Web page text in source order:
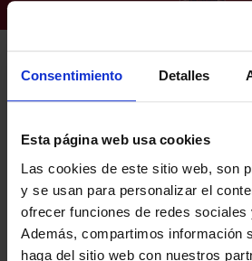
Consentimiento Detalles
Esta página web usa cookies
Las cookies de este sitio web, son
y se usan para personalizar el
ofrecer funciones de redes
Además, compartimos información
haga del sitio web con nuestros
ES EU
NOTICIAS
NEWSLETTER
últimas noticias y promociones del club.
Email
He leído y acepto laPolítica de privacidad